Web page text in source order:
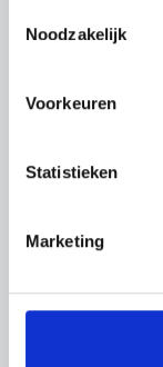
Noodzakelijk
Voorkeuren
Statistieken
Marketing
De vacature